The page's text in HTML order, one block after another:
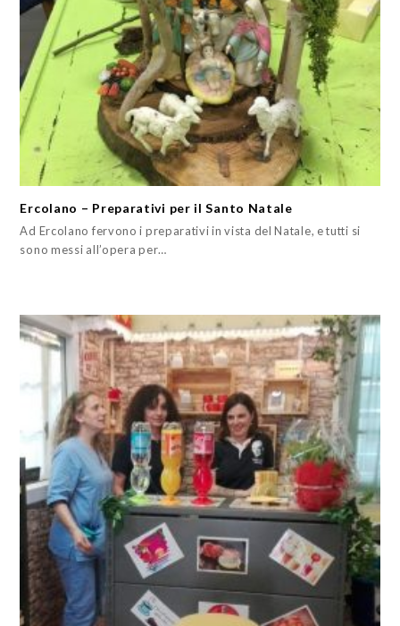
Ercolano – Preparativi per il Santo Natale
Ad Ercolano fervono i preparativi in vista del Natale, e tutti si
sono messi all’opera per…